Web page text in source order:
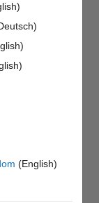
(English)